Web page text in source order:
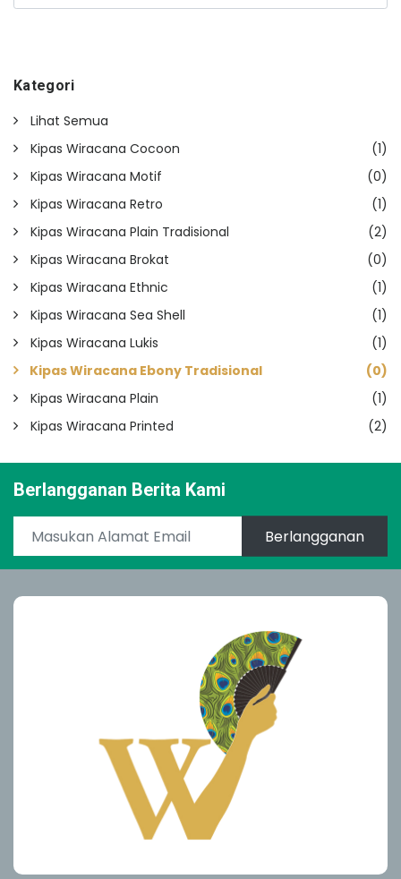
Kategori
Lihat Semua
Kipas Wiracana Cocoon
(1)
Kipas Wiracana Motif
(0)
Kipas Wiracana Retro
(1)
Kipas Wiracana Plain Tradisional
(2)
Kipas Wiracana Brokat
(0)
Kipas Wiracana Ethnic
(1)
Kipas Wiracana Sea Shell
(1)
Kipas Wiracana Lukis
(1)
Kipas Wiracana Ebony Tradisional
(0)
Kipas Wiracana Plain
(1)
Kipas Wiracana Printed
(2)
Berlangganan Berita Kami
Berlangganan